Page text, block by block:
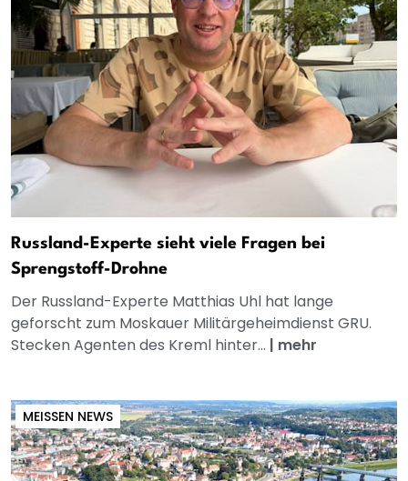
Russland-Experte sieht viele Fragen bei
Sprengstoff-Drohne
Der Russland-Experte Matthias Uhl hat lange
geforscht zum Moskauer Militärgeheimdienst GRU.
Stecken Agenten des Kreml hinter... | mehr
MEISSEN NEWS